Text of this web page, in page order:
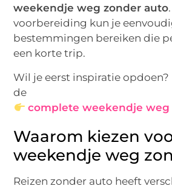
weekendje weg zonder auto
voorbereiding kun je
bestemmingen bereiken die
een korte trip.
Wil je eerst inspiratie
de
complete weekendje weg
Waarom kiezen
weekendje weg
Reizen zonder auto heeft